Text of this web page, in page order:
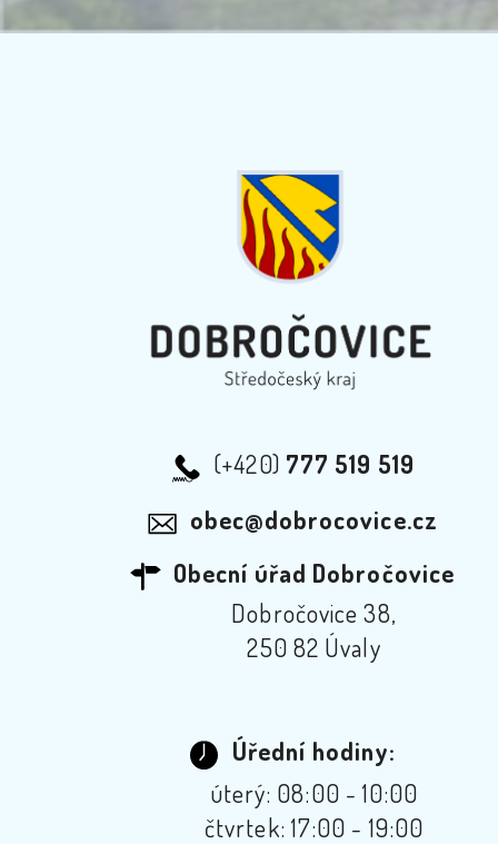
(+420) 777 519 519
obec@dobrocovice.cz
Obecní úřad Dobročovice
Dobročovice 38,
250 82 Úvaly
Úřední hodiny:
úterý: 08:00 - 10:00
čtvrtek: 17:00 - 19:00